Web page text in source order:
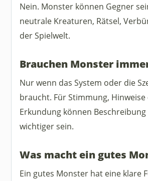
Nein. Monster können Gegner
neutrale Kreaturen, Rätsel,
der Spielwelt.
Brauchen Monster
Nur wenn das System oder die
braucht. Für Stimmung,
Erkundung können
wichtiger sein.
Was macht ein gutes
Ein gutes Monster hat eine klare